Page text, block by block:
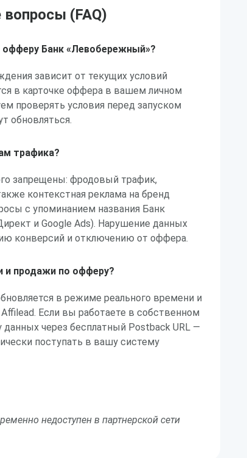
(FAQ)
офферу Банк «Левобережный»?
зависит от текущих условий
в карточке оффера в вашем личном
проверять условия перед запуском
обновляться.
трафика?
запрещены: фродовый трафик,
контекстная реклама на бренд
с упоминанием названия Банк
и Google Ads). Нарушение данных
конверсий и отключению от оффера.
и продажи по офферу?
в режиме реального времени и
Если вы работаете в собственном
данных через бесплатный Postback URL —
поступать в вашу систему
недоступен в партнерской сети